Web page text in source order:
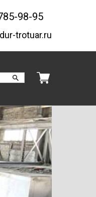
98-95
trotuar.ru